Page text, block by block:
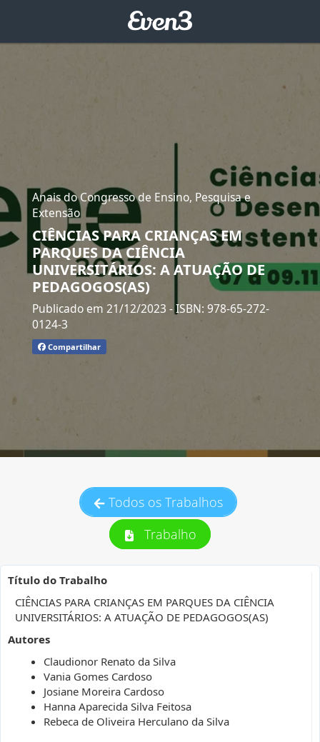
Anais do Congresso de Ensino, Pesquisa e
Extensão
CIÊNCIAS PARA CRIANÇAS EM
PARQUES DA CIÊNCIA
UNIVERSITÁRIOS: A ATUAÇÃO DE
PEDAGOGOS(AS)
Publicado em 21/12/2023 - ISBN: 978-65-272-
0124-3
Compartilhar
Todos os Trabalhos
Trabalho
Título do Trabalho
CIÊNCIAS PARA CRIANÇAS EM PARQUES DA CIÊNCIA
UNIVERSITÁRIOS: A ATUAÇÃO DE PEDAGOGOS(AS)
Autores
Claudionor Renato da Silva
Vania Gomes Cardoso
Josiane Moreira Cardoso
Hanna Aparecida Silva Feitosa
Rebeca de Oliveira Herculano da Silva